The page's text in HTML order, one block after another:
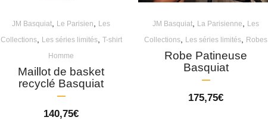
JM Basquiat, Le Parisien, Les
Collections, Les séries limités, T-shirt
Homme
Maillot de basket
recyclé Basquiat
140,75€
JM Basquiat, La Parisienne, Les
Collections, Les séries limités, Robes
Robe Patineuse
Basquiat
175,75€